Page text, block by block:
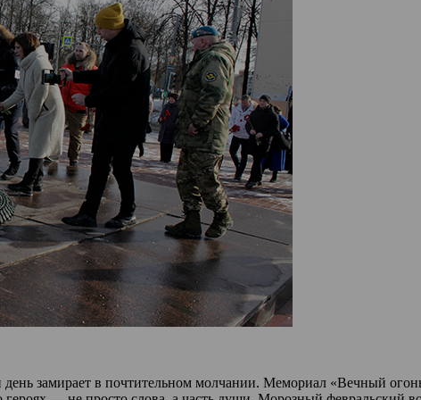
день замирает в почтительном молчании. Мемориал «Вечный